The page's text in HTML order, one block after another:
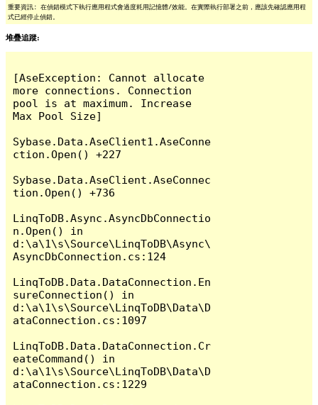
重要資訊: 在偵錯模式下執行應用程式會過度耗用記憶體/效能。在實際執行部署之前，應該先確認應用程
式已經停止偵錯。
堆疊追蹤:
[AseException: Cannot allocate
more connections. Connection
pool is at maximum. Increase
Max Pool Size]
Sybase.Data.AseClient1.AseConne
ction.Open() +227
Sybase.Data.AseClient.AseConnec
tion.Open() +736
LinqToDB.Async.AsyncDbConnectio
n.Open() in
d:\a\1\s\Source\LinqToDB\Async\
AsyncDbConnection.cs:124
LinqToDB.Data.DataConnection.En
sureConnection() in
d:\a\1\s\Source\LinqToDB\Data\D
ataConnection.cs:1097
LinqToDB.Data.DataConnection.Cr
eateCommand() in
d:\a\1\s\Source\LinqToDB\Data\D
ataConnection.cs:1229